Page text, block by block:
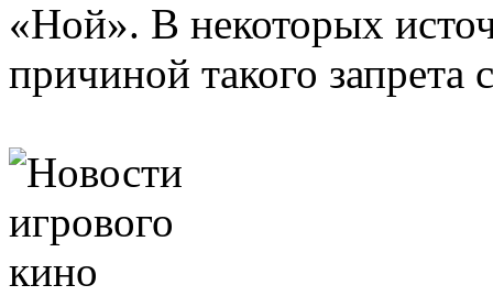
«Ной». В некоторых
причиной такого запрета